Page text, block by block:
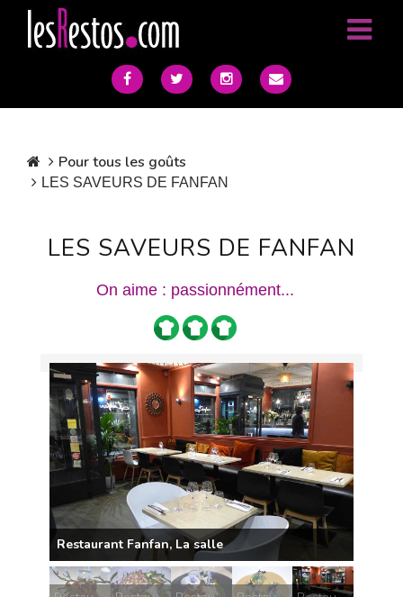
Pour tous les goûts
LES SAVEURS DE FANFAN
LES SAVEURS DE FANFAN
On aime : passionnément...